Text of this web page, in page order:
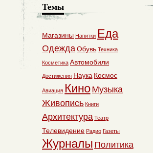
Темы
Магазины Напитки Еда
ОдеждаОбувь Техника
Косметика Автомобили
Достижения Наука Космос
Авиация Кино Музыка
Живопись Книги
Архитектура Театр
Телевидение Радио Газеты
Журналы Политика